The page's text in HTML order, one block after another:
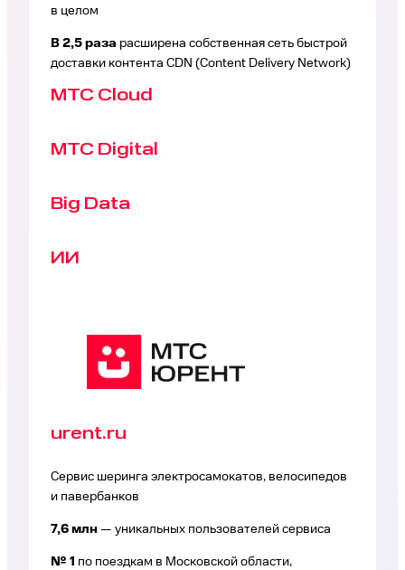
в целом
В 2,5 раза расширена собственная сеть быстрой
доставки контента CDN (Content Delivery Network)
МТС Cloud
МТС Digital
Big Data
ИИ
urent.ru
Cервис шеринга электросамокатов, велосипедов
и павербанков
7,6 млн — уникальных пользователей сервиса
№ 1 по поездкам в Московской области,